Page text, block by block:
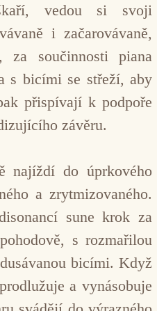
vedou si svoji
i začarovávaně,
za součinnosti piana
s bicími se střeží, aby
přispívají k podpoře
závěru.
najíždí do úprkového
a zrytmizovaného.
sune krok za
s rozmařilou
bicími. Když
a vynásobuje